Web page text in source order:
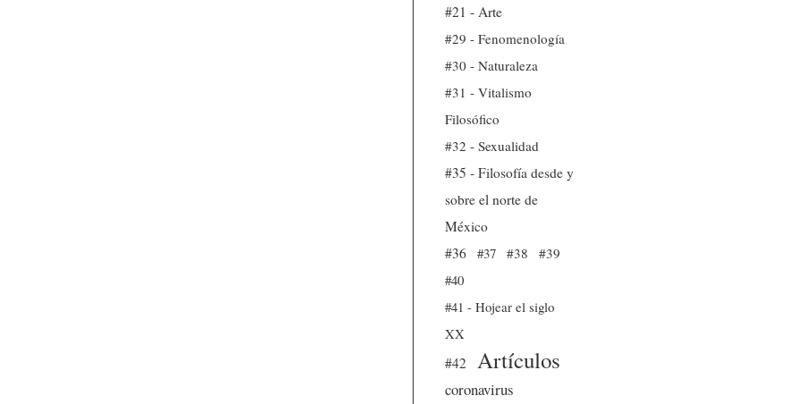
#21 - Arte
#29 - Fenomenología
#30 - Naturaleza
#31 - Vitalismo
Filosófico
#32 - Sexualidad
#35 - Filosofía desde y
sobre el norte de
México
#36
#37 #38
#39
#40
#41 - Hojear el siglo
XX
#42
Artículos
coronavirus